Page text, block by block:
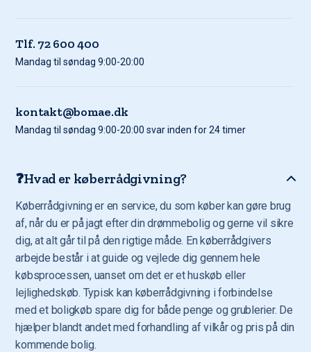
Tlf. 72 600 400
Mandag til søndag 9:00-20:00
kontakt@bomae.dk
Mandag til søndag 9:00-20:00 svar inden for 24 timer
❓Hvad er køberrådgivning?
Køberrådgivning er en service, du som køber kan gøre brug
af, når du er på jagt efter din drømmebolig og gerne vil sikre
dig, at alt går til på den rigtige måde. En køberrådgivers
arbejde består i at guide og vejlede dig gennem hele
købsprocessen, uanset om det er et huskøb eller
lejlighedskøb. Typisk kan køberrådgivning i forbindelse
med et boligkøb spare dig for både penge og grublerier. De
hjælper blandt andet med forhandling af vilkår og pris på din
kommende bolig.